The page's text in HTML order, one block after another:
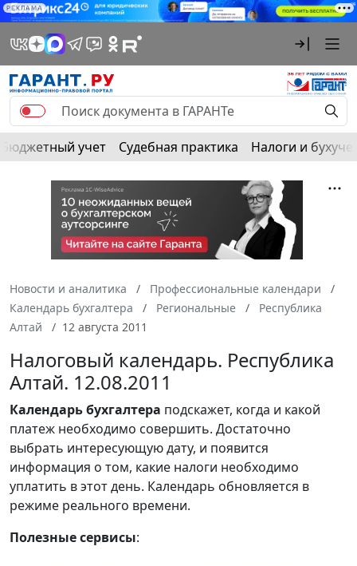
РЕКЛАМА
Бюджетный учет Судебная практика Налоги и
Новости и аналитика
Профессиональные календари
Календарь бухгалтера
Региональные
Республика
Алтай
12 августа 2011
Налоговый календарь. Республика
Алтай. 12.08.2011
Календарьбухгалтера подскажет, когда и какой
платеж необходимо совершить. Достаточно
выбрать интересующую дату, и появится
информация о том, какие налоги необходимо
уплатить в этот день. Календарь обновляется в
режиме реального времени.
Полезные сервисы: